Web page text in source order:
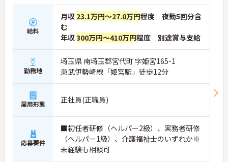
給料
月収 23.1万円～27.0万円程度 夜勤5回分含
む
年収300万円～410万円程度 別途賞与支給
勤務地
埼玉県 南埼玉郡宮代町 字姫宮165-1
東武伊勢崎線「姫宮駅」徒歩12分
雇用形態 正社員(正職員)
応募要件
■初任者研修（ヘルパー2級）、実務者研修
（ヘルパー1級）、介護福祉士のいずれか※
未経験も相談可